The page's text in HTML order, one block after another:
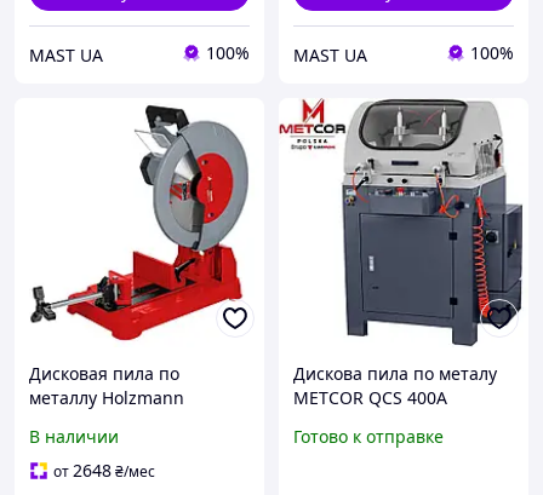
MAST UA 100% MAST UA 100%
Дисковая пила по
металлу Holzmann
В наличии
от2648₴/мес
Дискова пила по металу
METCOR QCS 400A
Готово к отправке